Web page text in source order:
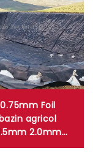
Foil
agricol
2.0mm